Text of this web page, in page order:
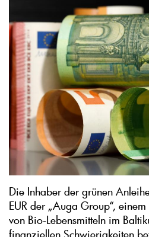
Die Inhaber der grünen
EUR der „Auga Group“,
von Bio-Lebensmitteln im